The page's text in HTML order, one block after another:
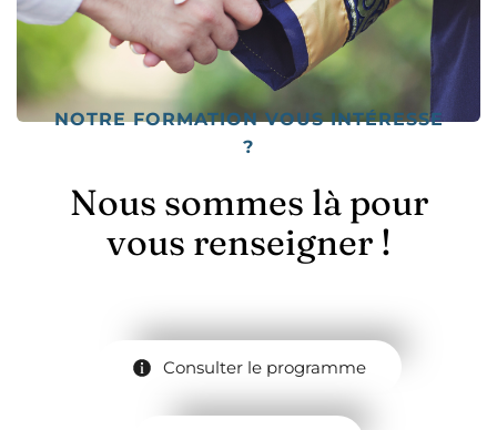
NOTRE FORMATION VOUS INTÉRESSE
?
Nous sommes là pour
vous renseigner !
Consulter le programme